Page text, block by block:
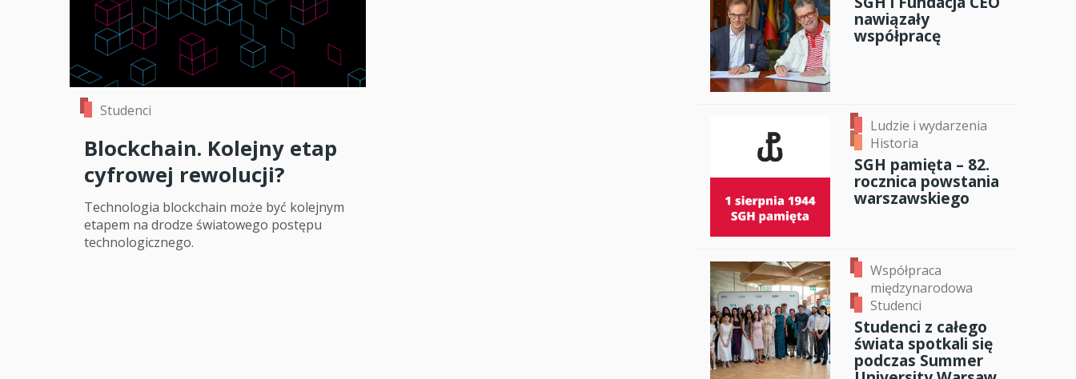
Studenci i doktoranci
Współpraca międzynarodowa
Studenci
Blockchain. Kolejny etap
cyfrowej rewolucji?
Technologia blockchain może być kolejnym
etapem na drodze światowego postępu
technologicznego.
nawiązały
współpracę
Ludzie i wydarzenia
Historia
SGH pamięta – 82.
rocznica powstania
warszawskiego
Współpraca
międzynarodowa
Studenci
Studenci z całego
świata spotkali się
podczas Summer